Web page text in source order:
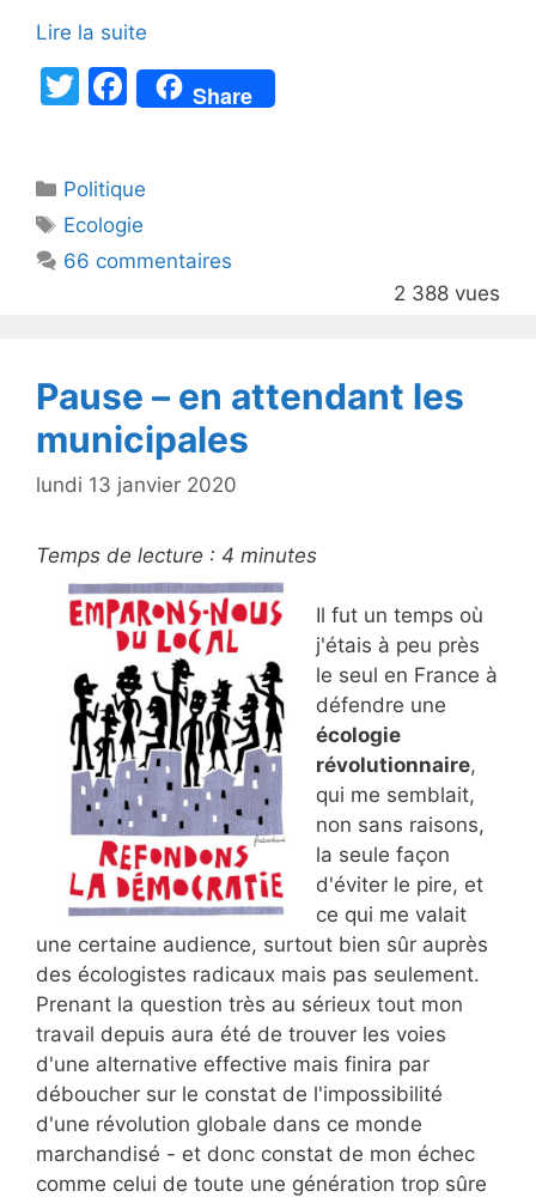
Lire la suite
T
er
F
a
e
b
o
Share
Catégories
Politique
Étiquettes
Ecologie
66 commentaires
2 388 vues
Pause – en attendant les
municipales
lundi 13 janvier 2020
Temps de lecture : 4 minutes
Il fut un temps où
j'étais à peu près
le seul en France à
défendre une
écologie
révolutionnaire,
qui me semblait,
non sans raisons,
la seule façon
d'éviter le pire, et
ce qui me valait
une certaine audience, surtout bien sûr auprès
des écologistes radicaux mais pas seulement.
Prenant la question très au sérieux tout mon
travail depuis aura été de trouver les voies
d'une alternative effective mais finira par
déboucher sur le constat de l'impossibilité
d'une révolution globale dans ce monde
marchandisé - et donc constat de mon échec
comme celui de toute une génération trop sûre